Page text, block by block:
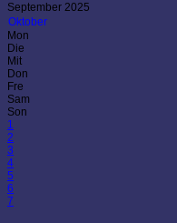
September 2025
Oktober
Mon
Die
Mit
Don
Fre
Sam
Son
1
2
3
4
5
6
7